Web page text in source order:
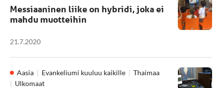
Messiaaninen liike on hybridi, joka ei
mahdu muotteihin
21.7.2020
Aasia Evankeliumi kuuluu kaikille
Thaimaa
Ulkomaat